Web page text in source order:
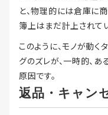
と、物理的には倉庫に
簿上はまだ計上されて
このように、モノが動
グのズレが、一時的、
原因です。
返品・キャン